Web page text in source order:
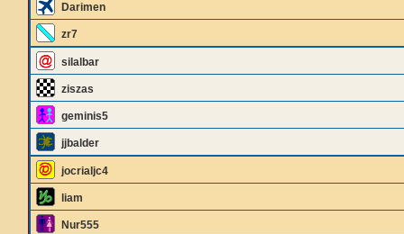
Darimen
zr7
silalbar
ziszas
geminis5
jjbalder
jocrialjc4
liam
Nur555